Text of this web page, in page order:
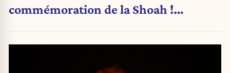
commémoration de la Shoah !